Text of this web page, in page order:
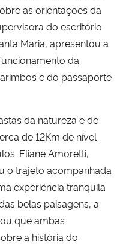
as orientações da
do escritório
Maria, apresentou a
da
e do passaporte
da natureza e de
de 12Km de nível
Eliane Amoretti,
o trajeto acompanhada
experiência tranquila
belas paisagens, a
que ambas
a história do